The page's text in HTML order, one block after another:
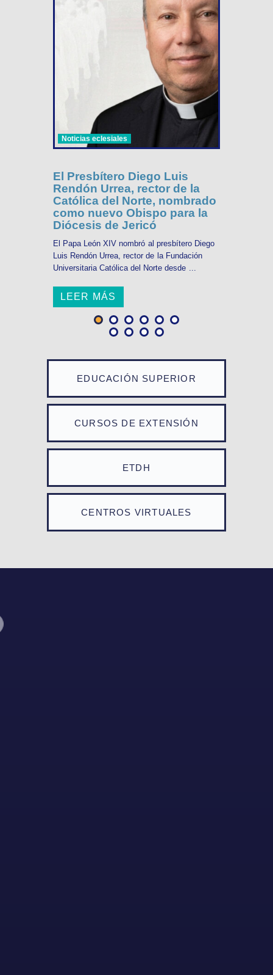
EDUCACIÓN SUPERIOR
CURSOS DE EXTENSIÓN
ETDH
CENTROS VIRTUALES
Noticias eclesiales
El Presbítero Diego Luis
Rendón Urrea, rector de la
Católica del Norte, nombrado
como nuevo Obispo para la
Diócesis de Jericó
El Papa León XIV nombró al presbítero Diego
Luis Rendón Urrea, rector de la Fundación
Universitaria Católica del Norte desde ...
LEER MÁS